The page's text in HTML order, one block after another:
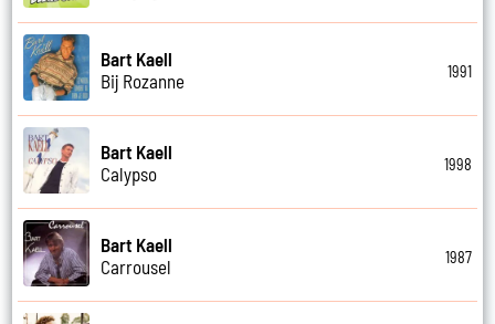
Bart Kaell
Bij Rozanne
1991
Bart Kaell
Calypso
1998
Bart Kaell
Carrousel
1987